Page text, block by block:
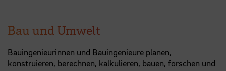
Bau und Umwelt
Bauingenieurinnen und Bauingenieure planen,
konstruieren, berechnen, kalkulieren, bauen, forschen und